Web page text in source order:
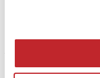
Through House a